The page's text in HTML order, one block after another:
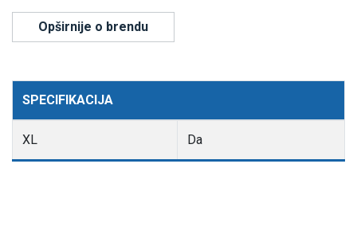
Opširnije o brendu
SPECIFIKACIJA
XL Da